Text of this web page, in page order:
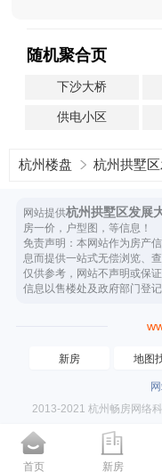
随机聚合页
下沙大桥
供电小区
杭州楼盘 杭州拱墅
网站提供杭州拱墅区发展
房一价，户型图，等信息！
免责声明：本网站作为房产
息而提供一站式无偿浏览、
仅供参考，网站不声明或保
信息以售楼处及政府部门登
新房 地图
2013-2021 杭州畅房网络
首页 新房